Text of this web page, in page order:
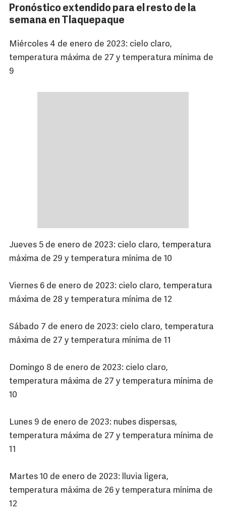
Pronóstico extendido para el resto de la
semana en Tlaquepaque
Miércoles 4 de enero de 2023: cielo claro,
temperatura máxima de 27 y temperatura mínima de
9
Jueves 5 de enero de 2023: cielo claro, temperatura
máxima de 29 y temperatura mínima de 10
Viernes 6 de enero de 2023: cielo claro, temperatura
máxima de 28 y temperatura mínima de 12
Sábado 7 de enero de 2023: cielo claro, temperatura
máxima de 27 y temperatura mínima de 11
Domingo 8 de enero de 2023: cielo claro,
temperatura máxima de 27 y temperatura mínima de
10
Lunes 9 de enero de 2023: nubes dispersas,
temperatura máxima de 27 y temperatura mínima de
11
Martes 10 de enero de 2023: lluvia ligera,
temperatura máxima de 26 y temperatura mínima de
12